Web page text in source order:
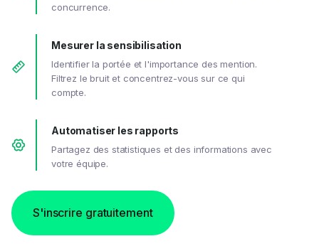
concurrence.
Mesurer la sensibilisation
Identifier la portée et l'importance des mention.
Filtrez le bruit et concentrez-vous sur ce qui
compte.
Automatiser les rapports
Partagez des statistiques et des informations avec
votre équipe.
S'inscrire gratuitement